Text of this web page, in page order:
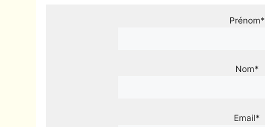
Prénom*
Nom*
Email*